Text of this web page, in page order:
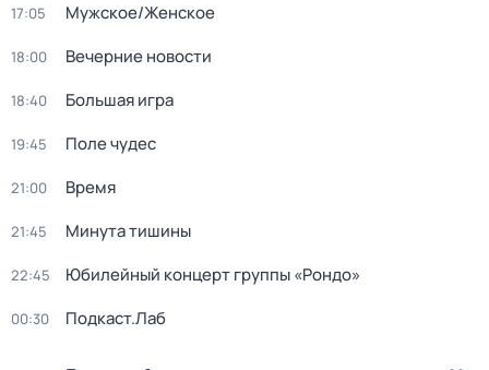
17:05 Мужское/Женское
18:00 Вечерние новости
18:40 Большая игра
19:45 Поле чудес
21:00 Время
21:45 Минута тишины
22:45 Юбилейный концерт группы «Рондо»
00:30 Подкаст.Лаб